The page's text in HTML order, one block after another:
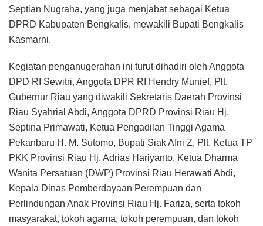
Septian Nugraha, yang juga menjabat sebagai Ketua
DPRD Kabupaten Bengkalis, mewakili Bupati Bengkalis
Kasmarni.
Kegiatan penganugerahan ini turut dihadiri oleh Anggota
DPD RI Sewitri, Anggota DPR RI Hendry Munief, Plt.
Gubernur Riau yang diwakili Sekretaris Daerah Provinsi
Riau Syahrial Abdi, Anggota DPRD Provinsi Riau Hj.
Septina Primawati, Ketua Pengadilan Tinggi Agama
Pekanbaru H. M. Sutomo, Bupati Siak Afni Z, Plt. Ketua TP
PKK Provinsi Riau Hj. Adrias Hariyanto, Ketua Dharma
Wanita Persatuan (DWP) Provinsi Riau Herawati Abdi,
Kepala Dinas Pemberdayaan Perempuan dan
Perlindungan Anak Provinsi Riau Hj. Fariza, serta tokoh
masyarakat, tokoh agama, tokoh perempuan, dan tokoh